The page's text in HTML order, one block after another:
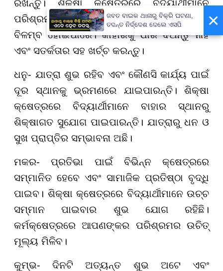
ରଖନ୍ତୁ। ଶିକ୍ଷା କ୍ଷେତ୍ରରେ ବିଦ୍ୟାର୍ଥୀମାନେ
ପରିଶ୍ରମ ଅନୁସାରେ ଫଳ ପାଇବାରେ ସାମାନ୍ୟ
ବିଳମ୍ବ ହୋଇପାରେ। କାହାରିକୁ ଧାର ଦିଅନ୍ତୁ ନାହିଁ
ଏବଂ ସତର୍କତାର ସହ ଖର୍ଚ୍ଚ କରନ୍ତୁ।
ଧନୁ- ଯାତ୍ରା ଶୁଭ ରହିବ ଏବଂ କୌଣସି କାର୍ଯ୍ୟ ପାଇଁ
ଦୂର ସ୍ଥାନକୁ ଭ୍ରମଣରେ ଯାଇପାରନ୍ତି। ଶିକ୍ଷା
କ୍ଷେତ୍ରରେ ବିଦ୍ୟାର୍ଥୀମାନେ ବାହାର ସ୍ଥାନରୁ
ଶିକ୍ଷାଗତ ସୁଯୋଗ ପାଇପାରନ୍ତି। ଯାତ୍ରାରୁ ଧନ ଓ
ସୁଖ ପ୍ରାପ୍ତିର ସମ୍ଭାବନା ଅଛି।
ମକର- ପ୍ରତିଭା ପାଇଁ ବିଭିନ୍ନ କ୍ଷେତ୍ରରେ
ସମ୍ମାନିତ ହେବେ ଏବଂ ସାମାଜିକ ପ୍ରତିଷ୍ଠା ବୃଦ୍ଧି
ପାଇବ। ଶିକ୍ଷା କ୍ଷେତ୍ରରେ ବିଦ୍ୟାର୍ଥୀମାନେ ଉଚ୍ଚ
ସମ୍ମାନ ପାଇବାର ଶୁଭ ଯୋଗ ରହିଛି।
କର୍ମକ୍ଷେତ୍ରରେ ଆପଣଙ୍କର ପରିଶ୍ରମର ଉଚିତ୍
ମୂଲ୍ୟ ମିଳିବ।
କୁମ୍ଭ- ଦିନଟି ଅତ୍ୟନ୍ତ ଶୁଭ ଅଟେ ଏବଂ
×
ଜବତ ବାଇକ ଥାନାରୁ ବିକ୍ରି ଘଟଣା,
ତଦନ୍ତ ନିର୍ଦ୍ଦେଶ ଦେଲେ ଏସପି